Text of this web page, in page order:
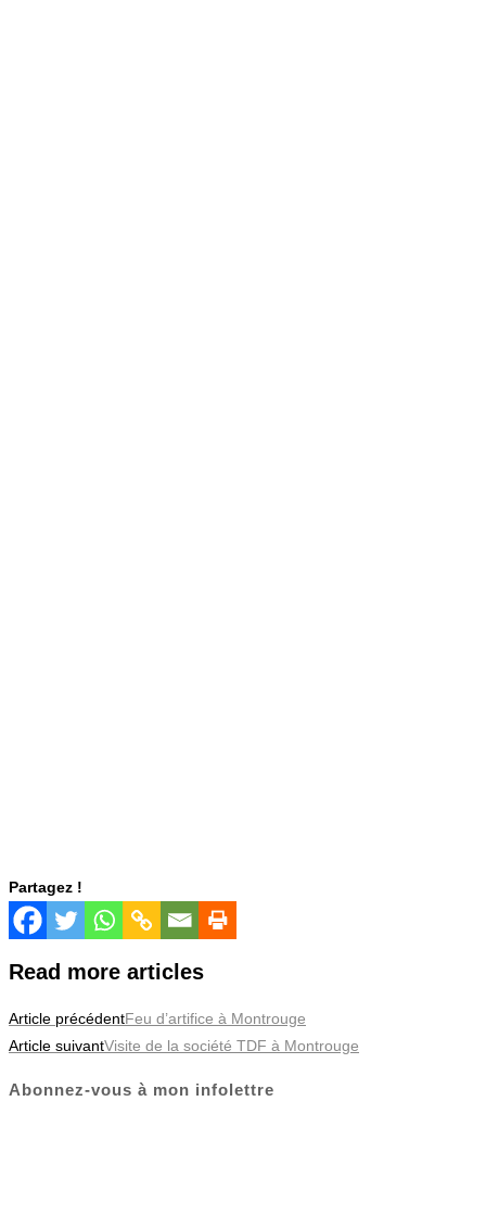
Partagez !
Read more articles
Article précédentFeu d’artifice à Montrouge
Article suivantVisite de la société TDF à Montrouge
Abonnez-vous à mon infolettre